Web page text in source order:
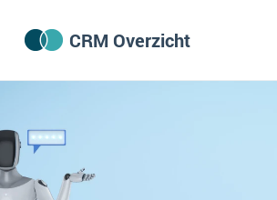
CRM Overzicht
CRM kenniscentrum